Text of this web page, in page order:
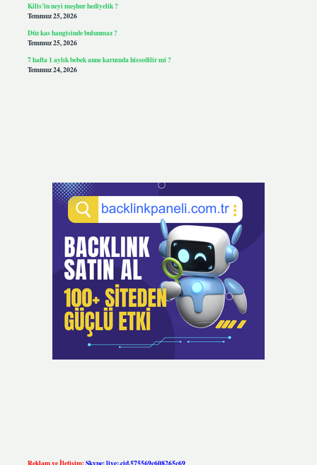
Kilis’in neyi meşhur hediyelik ?
Temmuz 25, 2026
Düz kas hangisinde bulunmaz ?
Temmuz 25, 2026
7 hafta 1 aylık bebek anne karnında hissedilir mi ?
Temmuz 24, 2026